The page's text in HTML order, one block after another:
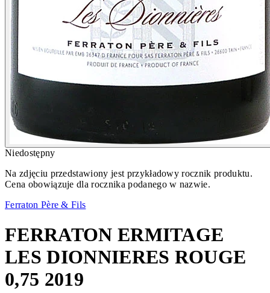
Niedostępny
Na zdjęciu przedstawiony jest przykładowy rocznik produktu.
Cena obowiązuje dla rocznika podanego w nazwie.
Ferraton Père & Fils
FERRATON ERMITAGE
LES DIONNIERES ROUGE
0,75 2019